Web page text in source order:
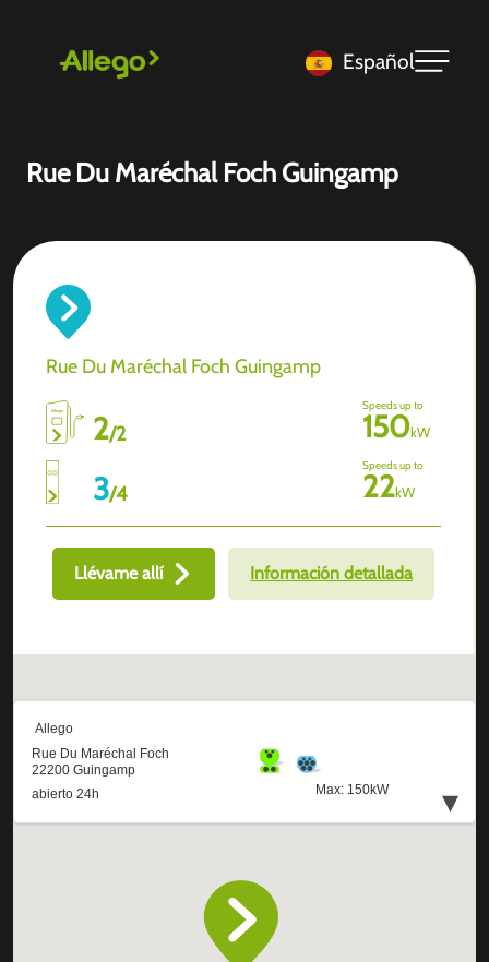
Español
Rue Du Maréchal Foch Guingamp
Rue Du Maréchal Foch Guingamp
2/2
Speeds up to
150kW
3/4
Speeds up to
22kW
Llévame allí Información detallada